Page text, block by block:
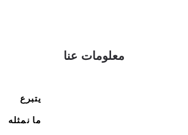
معلومات عنا
يتبرع
ما نمثله